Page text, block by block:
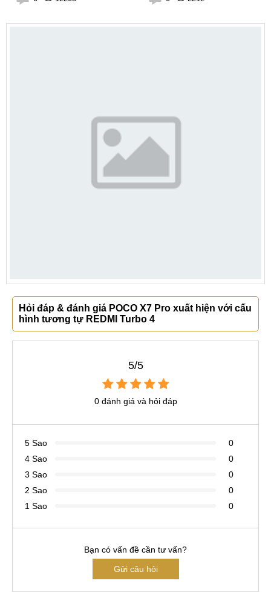
Hỏi đáp & đánh giá POCO X7 Pro xuất hiện với cấu
hình tương tự REDMI Turbo 4
5/5
0 đánh giá và hỏi đáp
5 Sao
0
4 Sao
0
3 Sao
0
2 Sao
0
1 Sao
0
Bạn có vấn đề cần tư vấn?
Gửi câu hỏi